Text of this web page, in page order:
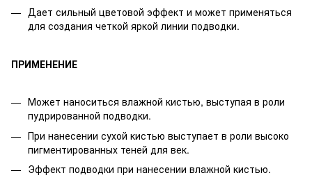
Дает сильный цветовой эффект и может применяться
для создания четкой яркой линии подводки.
ПРИМЕНЕНИЕ
Может наноситься влажной кистью, выступая в роли
пудрированной подводки.
При нанесении сухой кистью выступает в роли высоко
пигментированных теней для век.
Эффект подводки при нанесении влажной кистью.